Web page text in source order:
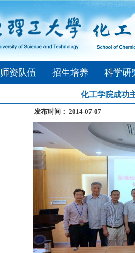
师资队伍 招生培养 科学研
化工学院成功
发布时间：2014-07-07